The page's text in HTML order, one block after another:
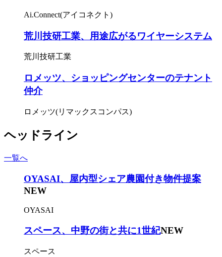
Ai.Connect(アイコネクト)
荒川技研工業、用途広がるワイヤーシステム
荒川技研工業
ロメッツ、ショッピングセンターのテナント
仲介
ロメッツ(リマックスコンパス)
ヘッドライン
一覧へ
OYASAI、屋内型シェア農園付き物件提案
NEW
OYASAI
スペース、中野の街と共に1世紀NEW
スペース